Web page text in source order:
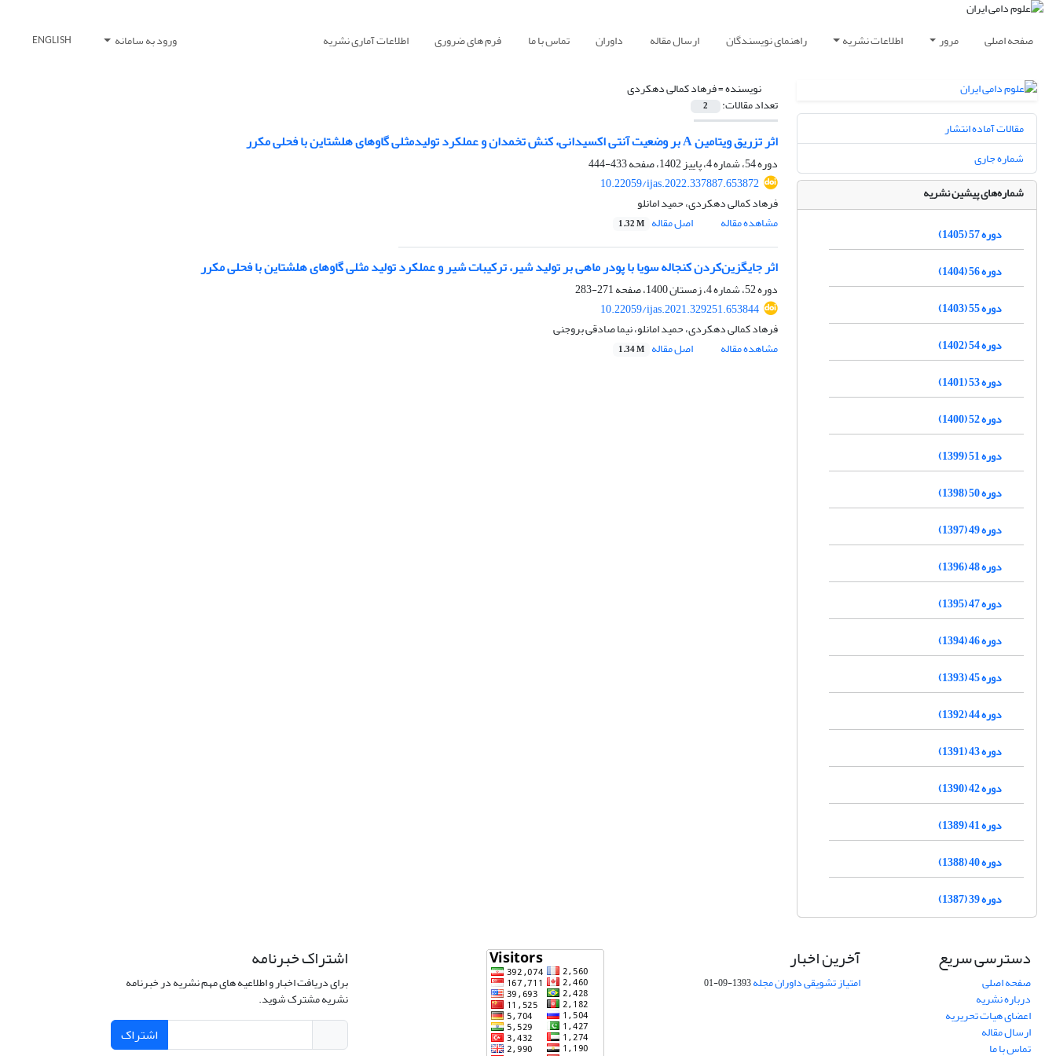
صفحه اصلی مرور اطلاعات نشریه راهنمای نویسندگان ارسال مقاله داوران تماس با ما فرم های ضروری اطلاعات آماری نشریه ورود به سامانه ENGLISH
نویسنده =فرهاد کمالی دهکردی
تعداد مقالات: 2
اثر تزریق ویتامین A بر وضعیت آنتی اکسیدانی، کنش تخمدان و عملکرد تولیدمثلی گاوهای هلشتاین با فحلی مکرر
دوره 54، شماره 4، پاییز 1402، صفحه
433-444
10.22059/ijas.2022.337887.653872
فرهاد کمالی دهکردی، حمید امانلو
مشاهده مقاله
اصل مقاله 1.32 M
اثر جایگزین‌کردن کنجاله سویا با پودر ماهی بر تولید شیر، ترکیبات شیر و عملکرد تولید مثلی گاوهای ‏هلشتاین با فحلی مکرر
دوره 52، شماره 4، زمستان 1400، صفحه
271-283
10.22059/ijas.2021.329251.653844
فرهاد کمالی دهکردی، حمید امانلو، نیما صادقی بروجنی
مشاهده مقاله
اصل مقاله 1.34 M
مقالات آماده انتشار
شماره جاری
شماره‌های پیشین نشریه
دوره 57 (1405)
دوره 56 (1404)
دوره 55 (1403)
دوره 54 (1402)
دوره 53 (1401)
دوره 52 (1400)
دوره 51 (1399)
دوره 50 (1398)
دوره 49 (1397)
دوره 48 (1396)
دوره 47 (1395)
دوره 46 (1394)
دوره 45 (1393)
دوره 44 (1392)
دوره 43 (1391)
دوره 42 (1390)
دوره 41 (1389)
دوره 40 (1388)
دوره 39 (1387)
دسترسی سریع
صفحه اصلی
درباره نشریه
اعضای هیات تحریریه
ارسال مقاله
تماس با ما
آخرین اخبار
امتیاز تشویقی داوران مجله1393-09-01
اشتراک خبرنامه
برای دریافت اخبار و اطلاعیه های مهم نشریه در خبرنامه
نشریه مشترک شوید.
اشتراک